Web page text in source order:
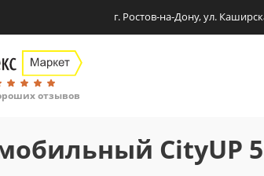
г. Ростов-на-Дону, ул.
отзывов
CityUP